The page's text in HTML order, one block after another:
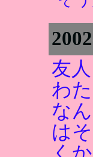
友
わ
な
は